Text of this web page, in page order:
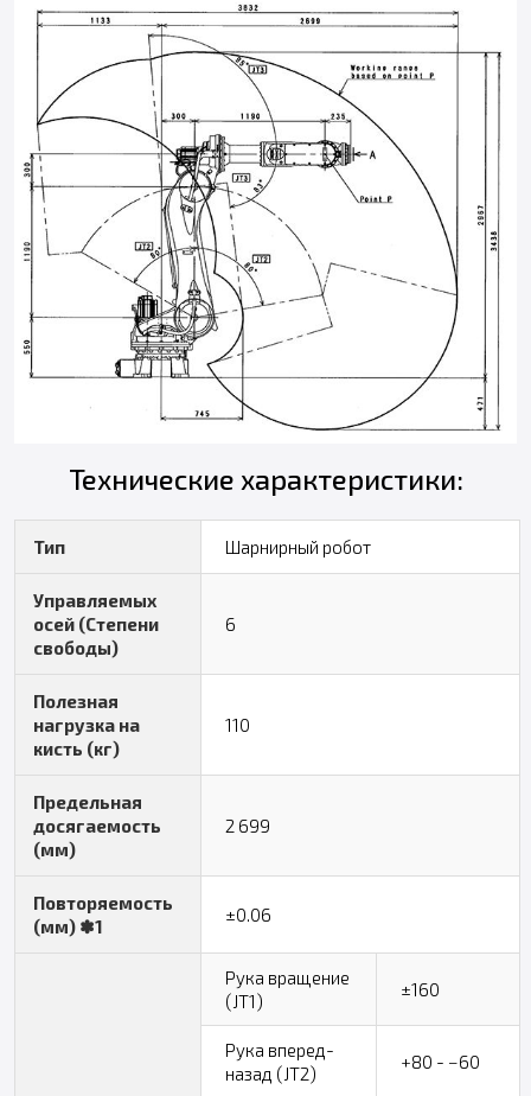
Технические характеристики:
Тип Шарнирный робот
Управляемых
осей (Степени
свободы)
6
Полезная
нагрузка на
кисть (кг)
110
Предельная
досягаемость
(мм)
2 699
Повторяемость
(мм) ✽1
±0.06
Рука вращение
(JT1)
±160
Рука вперед-
назад (JT2)
+80 - −60